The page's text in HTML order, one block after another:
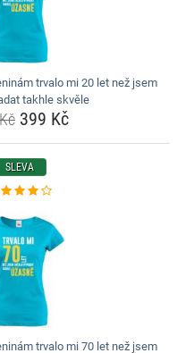
trvalo mi 20 let než jsem
takhle skvěle
399 Kč
SLEVA
trvalo mi 70 let než jsem